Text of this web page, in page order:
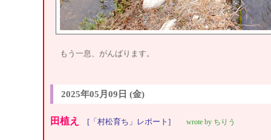
もう一息、がんばります。
2025年05月09日 (金)
田植え [「村松育ち」レポート] wrote by ちりう